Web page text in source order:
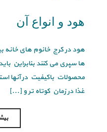
هود و انواع آن
هود در کرج خانوم های خانه
ها سپری می کنند بنابراین
محصولات باکیفیت در آنها
غذا در زمان کوتاه تر و [...]